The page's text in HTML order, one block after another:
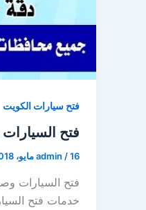
فتح سيارات الكويت
فتح
admin /16 مايو، 2018
فتح السيارات
خدمات فتح